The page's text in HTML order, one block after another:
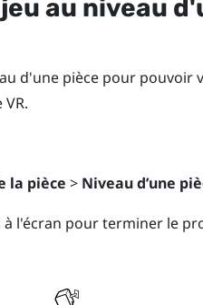
au niveau
d'une pièce pour pouvoir
la pièce > Niveau d’une
l'écran pour terminer le